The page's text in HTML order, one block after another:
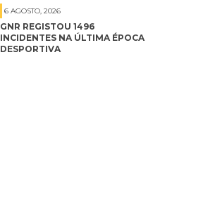
6 AGOSTO, 2026
GNR REGISTOU 1496
INCIDENTES NA ÚLTIMA ÉPOCA
DESPORTIVA